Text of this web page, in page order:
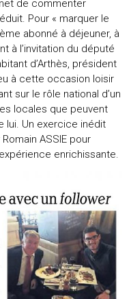
de commenter
Pour « marquer le
abonné à déjeuner, à
à l’invitation du député
d’Arthès, président
à cette occasion loisir
sur le rôle national d’un
locales que peuvent
lui. Un exercice inédit
ASSIE pour
enrichissante.